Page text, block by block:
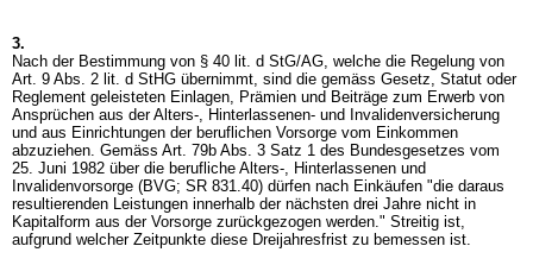
3.
Nach der Bestimmung von § 40 lit. d StG/AG, welche die Regelung von
Art. 9 Abs. 2 lit. d StHG übernimmt, sind die gemäss Gesetz, Statut oder
Reglement geleisteten Einlagen, Prämien und Beiträge zum Erwerb von
Ansprüchen aus der Alters-, Hinterlassenen- und Invalidenversicherung
und aus Einrichtungen der beruflichen Vorsorge vom Einkommen
abzuziehen. Gemäss Art. 79b Abs. 3 Satz 1 des Bundesgesetzes vom
25. Juni 1982 über die berufliche Alters-, Hinterlassenen und
Invalidenvorsorge (BVG; SR 831.40) dürfen nach Einkäufen "die daraus
resultierenden Leistungen innerhalb der nächsten drei Jahre nicht in
Kapitalform aus der Vorsorge zurückgezogen werden." Streitig ist,
aufgrund welcher Zeitpunkte diese Dreijahresfrist zu bemessen ist.